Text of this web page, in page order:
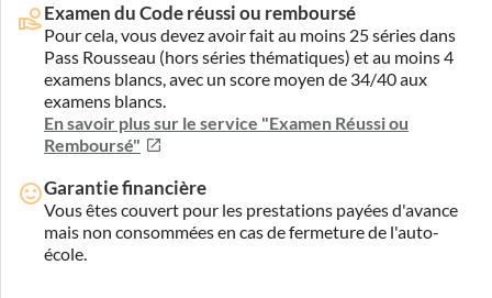
Examen du Code réussi ou remboursé
Pour cela, vous devez avoir fait au moins 25 séries dans
Pass Rousseau (hors séries thématiques) et au moins 4
examens blancs, avec un score moyen de 34/40 aux
examens blancs.
En savoir plus sur le service "Examen Réussi ou
Remboursé"
Garantie financière
Vous êtes couvert pour les prestations payées d'avance
mais non consommées en cas de fermeture de l'auto-
école.